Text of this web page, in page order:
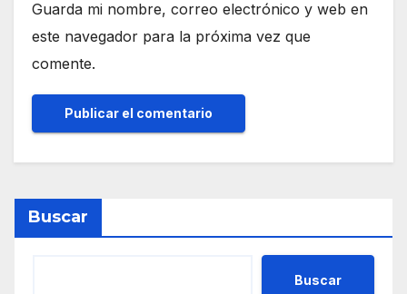
Guarda mi nombre, correo electrónico y web en
este navegador para la próxima vez que
comente.
Buscar
Buscar